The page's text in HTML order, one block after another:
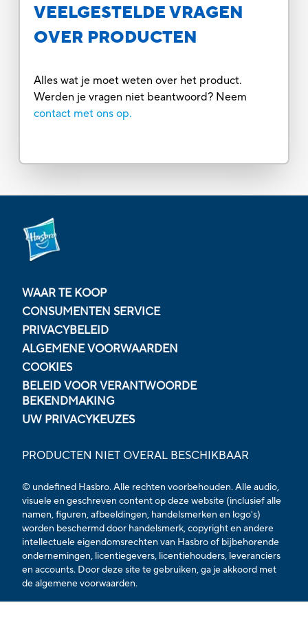
VEELGESTELDE VRAGEN
OVER PRODUCTEN
Alles wat je moet weten over het product.
Werden je vragen niet beantwoord? Neem
contact met ons op.
WAAR TE KOOP
CONSUMENTEN SERVICE
PRIVACYBELEID
ALGEMENE VOORWAARDEN
COOKIES
BELEID VOOR VERANTWOORDE
BEKENDMAKING
UW PRIVACYKEUZES
PRODUCTEN NIET OVERAL BESCHIKBAAR
© undefined Hasbro. Alle rechten voorbehouden. Alle audio,
visuele en geschreven content op deze website (inclusief alle
namen, figuren, afbeeldingen, handelsmerken en logo's)
worden beschermd door handelsmerk, copyright en andere
intellectuele eigendomsrechten van Hasbro of bijbehorende
ondernemingen, licentiegevers, licentiehouders, leveranciers
en accounts. Door deze site te gebruiken, ga je akkoord met
dealgemene voorwaarden.